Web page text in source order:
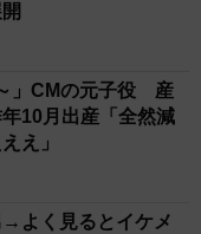
」CMの元子役 産
10月出産「全然減
え」
よく見るとイケメ